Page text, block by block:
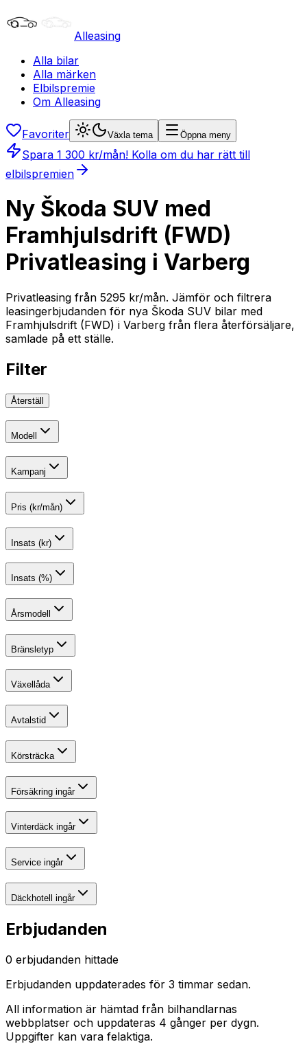
Alleasing
Alla bilar
Alla märken
Elbilspremie
Om Alleasing
Favoriter Växla tema Öppna meny
Spara 1 300 kr/mån! Kolla om du har rätt till
elbilspremien
Ny Škoda SUV med
Framhjulsdrift (FWD)
Privatleasing i Varberg
Privatleasing från 5295 kr/mån. Jämför och filtrera
leasingerbjudanden för nya Škoda SUV bilar med
Framhjulsdrift (FWD) i Varberg från flera återförsäljare,
samlade på ett ställe.
Filter
Återställ
Modell
Kampanj
Pris (kr/mån)
Insats (kr)
Insats (%)
Årsmodell
Bränsletyp
Växellåda
Avtalstid
Körsträcka
Försäkring ingår
Vinterdäck ingår
Service ingår
Däckhotell ingår
Erbjudanden
0 erbjudanden hittade
Erbjudanden uppdaterades för 3 timmar sedan.
All information är hämtad från bilhandlarnas
webbplatser och uppdateras 4 gånger per dygn.
Uppgifter kan vara felaktiga.